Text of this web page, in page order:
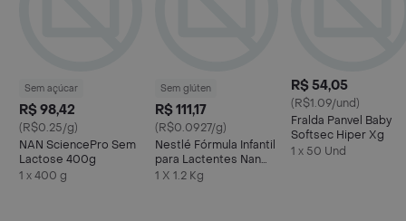
Sem açúcar
R$ 98,42
(R$0.25/g)
NAN SciencePro Sem
Lactose 400g
1 x 400 g
Sem glúten
R$ 111,17
(R$0.0927/g)
Nestlé Fórmula Infantil
para Lactentes Nan
Comfor 2
1 X 1.2 Kg
R$ 54,05
(R$1.09/und)
Fralda Panvel Baby
Softsec Hiper Xg
1 x 50 Und